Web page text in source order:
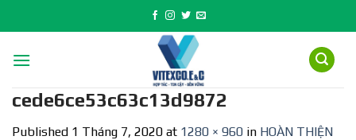
to
cede6ce53c63c13d9872
Published 1 Tháng 7, 2020 at 1280 × 960 in HOÀN THIỆN